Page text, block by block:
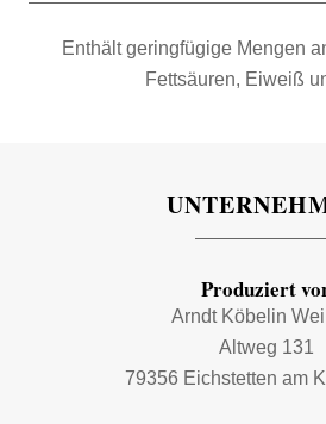
Enthält geringfügige Mengen
Fettsäuren, Eiweiß
Produziert
Arndt Köbelin
Altweg 131
79356 Eichstetten am